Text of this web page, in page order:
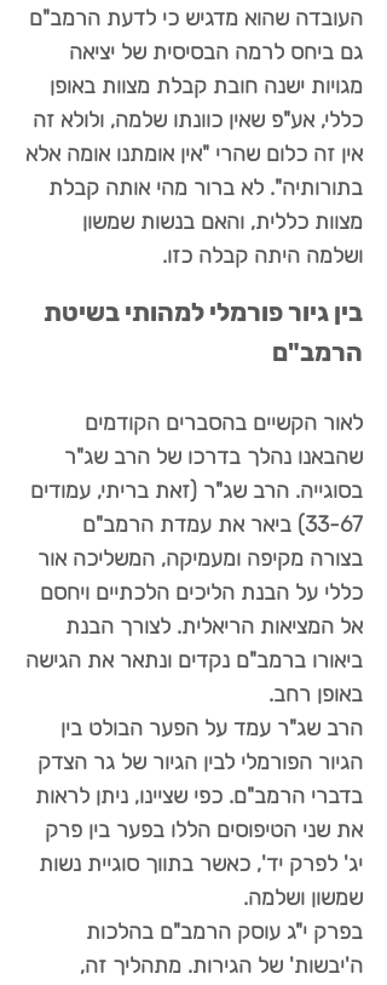
העובדה שהוא מדגיש כי לדעת הרמב"ם
גם ביחס לרמה הבסיסית של יציאה
מגויות ישנה חובת קבלת מצוות באופן
כללי, אע"פ שאין כוונתו שלמה, ולולא זה
אין זה כלום שהרי "אין אומתנו אומה אלא
בתורותיה". לא ברור מהי אותה קבלת
מצוות כללית, והאם בנשות שמשון
ושלמה היתה קבלה כזו.
בין גיור פורמלי למהותי בשיטת
הרמב"ם
לאור הקשיים בהסברים הקודמים
שהבאנו נהלך בדרכו של הרב שג"ר
בסוגייה. הרב שג"ר (זאת בריתי, עמודים
33-67) ביאר את עמדת הרמב"ם
בצורה מקיפה ומעמיקה, המשליכה אור
כללי על הבנת הליכים הלכתיים ויחסם
אל המציאות הריאלית. לצורך הבנת
ביאורו ברמב"ם נקדים ונתאר את הגישה
באופן רחב.
הרב שג"ר עמד על הפער הבולט בין
הגיור הפורמלי לבין הגיור של גר הצדק
בדברי הרמב"ם. כפי שציינו, ניתן לראות
את שני הטיפוסים הללו בפער בין פרק
יג' לפרק יד', כאשר בתווך סוגיית נשות
שמשון ושלמה.
בפרק י"ג עוסק הרמב"ם בהלכות
ה'יבשות' של הגירות. מתהליך זה,